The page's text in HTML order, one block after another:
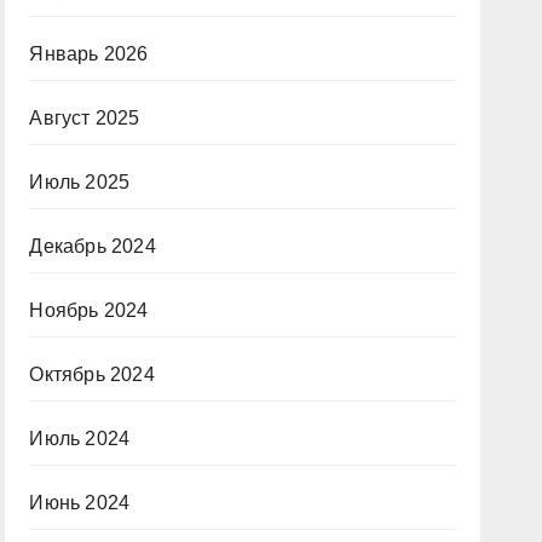
Январь 2026
Август 2025
Июль 2025
Декабрь 2024
Ноябрь 2024
Октябрь 2024
Июль 2024
Июнь 2024